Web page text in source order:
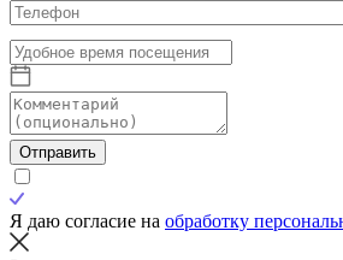
Отправить
Я даю согласие на обработку